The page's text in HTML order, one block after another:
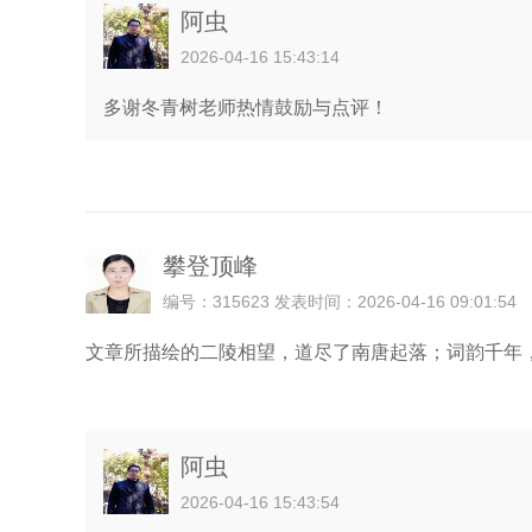
阿虫
2026-04-16 15:43:14
多谢冬青树老师热情鼓励与点评！
攀登顶峰
编号：315623 发表时间：2026-04-16 09:01:54
文章所描绘的二陵相望，道尽了南唐起落；词韵千年
阿虫
2026-04-16 15:43:54